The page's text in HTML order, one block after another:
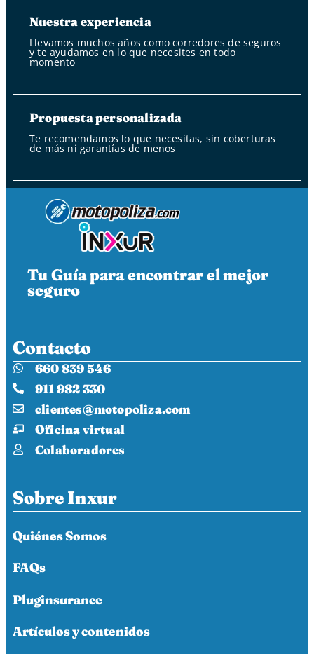
Nuestra experiencia
Llevamos muchos años como corredores de seguros
y te ayudamos en lo que necesites en todo
momento
Propuesta personalizada
Te recomendamos lo que necesitas, sin coberturas
de más ni garantías de menos
Tu Guía para encontrar el mejor
seguro
Contacto
660 839 546
911 982 330
clientes@motopoliza.com
Oficina virtual
Colaboradores
Sobre Inxur
Quiénes Somos
FAQs
Pluginsurance
Artículos y contenidos